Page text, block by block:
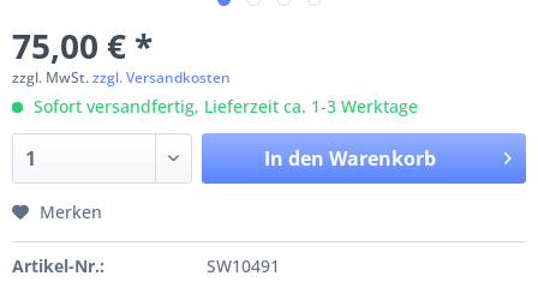
75,00 € *
zzgl. MwSt.zzgl. Versandkosten
Sofort versandfertig, Lieferzeit ca. 1-3 Werktage
In den Warenkorb
Merken
Artikel-Nr.:
SW10491